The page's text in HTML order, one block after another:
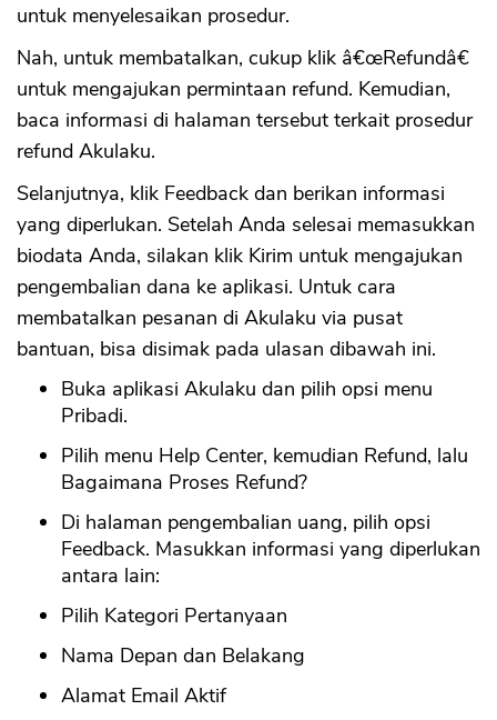
untuk menyelesaikan prosedur.
Nah, untuk membatalkan, cukup klik â€œRefundâ€
untuk mengajukan permintaan refund. Kemudian,
baca informasi di halaman tersebut terkait prosedur
refund Akulaku.
Selanjutnya, klik Feedback dan berikan informasi
yang diperlukan. Setelah Anda selesai memasukkan
biodata Anda, silakan klik Kirim untuk mengajukan
pengembalian dana ke aplikasi. Untuk cara
membatalkan pesanan di Akulaku via pusat
bantuan, bisa disimak pada ulasan dibawah ini.
Buka aplikasi Akulaku dan pilih opsi menu
Pribadi.
Pilih menu Help Center, kemudian Refund, lalu
Bagaimana Proses Refund?
Di halaman pengembalian uang, pilih opsi
Feedback. Masukkan informasi yang diperlukan
antara lain:
Pilih Kategori Pertanyaan
Nama Depan dan Belakang
Alamat Email Aktif
OK
CANCEL